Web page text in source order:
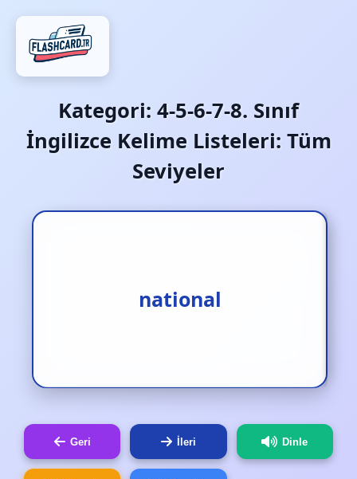
Kategori: 4-5-6-7-8. Sınıf
İngilizce Kelime Listeleri: Tüm
Seviyeler
national
milli
Geri İleri Dinle